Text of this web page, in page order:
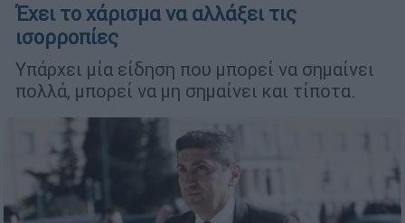
Έχει το χάρισμα να αλλάξει τις
ισορροπίες
Υπάρχει μία είδηση που μπορεί να σημαίνει
πολλά, μπορεί να μη σημαίνει και τίποτα.